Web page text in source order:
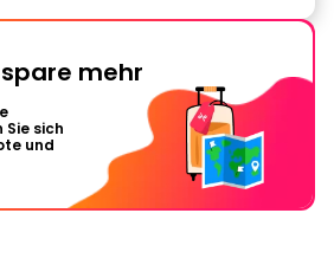
mehr
Sie sich
und